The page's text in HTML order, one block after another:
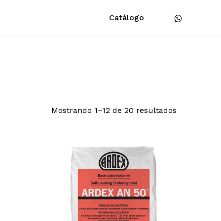
Catálogo whatsapp
Mostrando 1–12 de 20 resultados